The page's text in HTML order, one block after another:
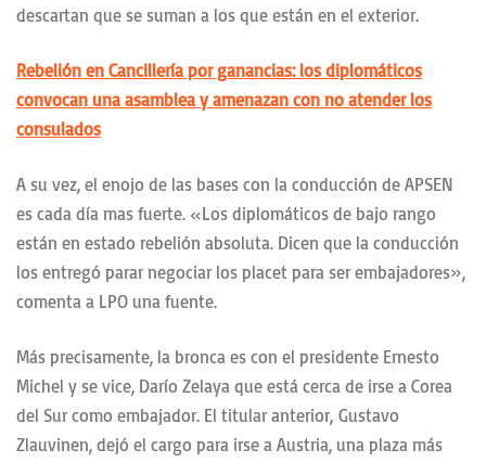
descartan que se suman a los que están en el exterior.
Rebelión en Cancillería por ganancias: los diplomáticos
convocan una asamblea y amenazan con no atender los
consulados
A su vez, el enojo de las bases con la conducción de APSEN
es cada día mas fuerte. «Los diplomáticos de bajo rango
están en estado rebelión absoluta. Dicen que la conducción
los entregó parar negociar los placet para ser embajadores»,
comenta a LPO una fuente.
Más precisamente, la bronca es con el presidente Ernesto
Michel y se vice, Darío Zelaya que está cerca de irse a Corea
del Sur como embajador. El titular anterior, Gustavo
Zlauvinen, dejó el cargo para irse a Austria, una plaza más